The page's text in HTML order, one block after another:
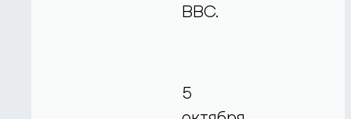
ВВС.
5